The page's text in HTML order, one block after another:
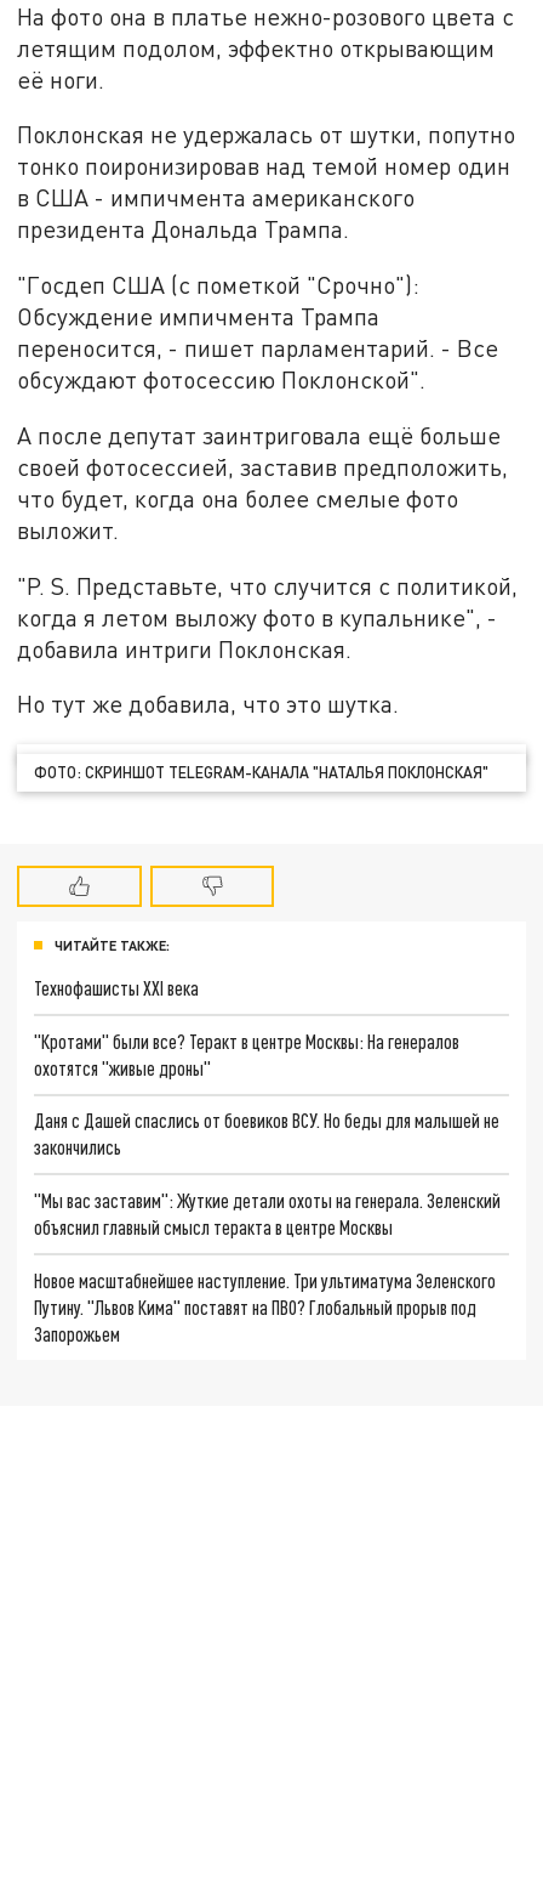
На фото она в платье нежно-розового цвета с
летящим подолом, эффектно открывающим
её ноги.
Поклонская не удержалась от шутки, попутно
тонко поиронизировав над темой номер один
в США - импичмента американского
президента Дональда Трампа.
"Госдеп США (с пометкой "Срочно"):
Обсуждение импичмента Трампа
переносится, - пишет парламентарий. - Все
обсуждают фотосессию Поклонской".
А после депутат заинтриговала ещё больше
своей фотосессией, заставив предположить,
что будет, когда она более смелые фото
выложит.
"P. S. Представьте, что случится с политикой,
когда я летом выложу фото в купальнике", -
добавила интриги Поклонская.
Но тут же добавила, что это шутка.
ФОТО: СКРИНШОТ TELEGRAM-КАНАЛА "НАТАЛЬЯ ПОКЛОНСКАЯ"
ЧИТАЙТЕ ТАКЖЕ:
Технофашисты XXI века
"Кротами" были все? Теракт в центре Москвы: На генералов
охотятся "живые дроны"
Даня с Дашей спаслись от боевиков ВСУ. Но беды для малышей не
закончились
"Мы вас заставим": Жуткие детали охоты на генерала. Зеленский
объяснил главный смысл теракта в центре Москвы
Новое масштабнейшее наступление. Три ультиматума Зеленского
Путину. "Львов Кима" поставят на ПВО? Глобальный прорыв под
Запорожьем